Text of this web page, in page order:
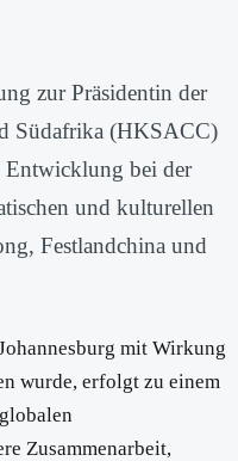
zur Präsidentin der
Südafrika (HKSACC)
Entwicklung bei der
und kulturellen
Festlandchina und
mit Wirkung
wurde, erfolgt zu einem
Zusammenarbeit,